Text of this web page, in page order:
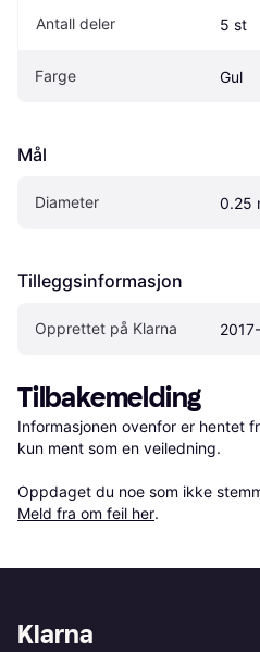
Antall deler 5 st
Farge Gul
Mål
Diameter 0.25
Tilleggsinformasjon
Opprettet på Klarna
Tilbakemelding
Informasjonen ovenfor er hentet
kun ment som en veiledning.
Oppdaget du noe som ikke
Meld fra om feil her.
Klarna